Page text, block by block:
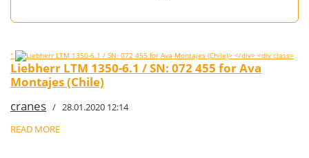
"
Liebherr LTM 1350-6.1 / SN: 072 455 for Ava
Montajes (Chile)
cranes / 28.01.2020 12:14
READ MORE